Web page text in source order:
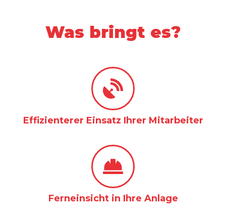
Was bringt es?
Effizienterer Einsatz Ihrer Mitarbeiter
Ferneinsicht in Ihre Anlage